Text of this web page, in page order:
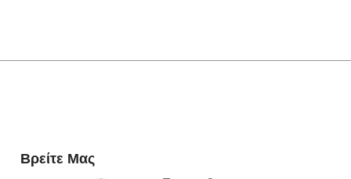
Βρείτε Μας